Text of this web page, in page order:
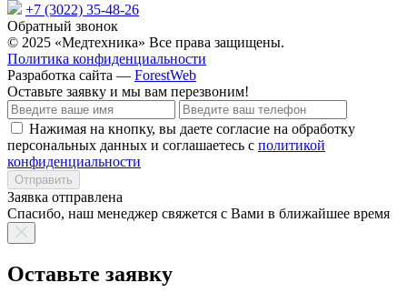
+7 (3022) 35-48-26
Обратный звонок
© 2025 «Медтехника» Все права защищены.
Политика конфиденциальности
Разработка сайта — ForestWeb
Оставьте заявку и мы вам перезвоним!
Нажимая на кнопку, вы даете согласие на обработку
персональных данных и соглашаетесь с политикой
конфиденциальности
Отправить
Заявка отправлена
Спасибо, наш менеджер свяжется с Вами в ближайшее время
Оставьте заявку